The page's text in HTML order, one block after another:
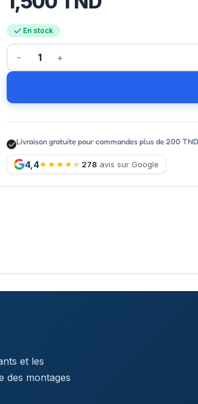
En stock
Livraison gratuite pour commandes plus de 200 TND
4,4 278 avis sur Google
et les
des montages